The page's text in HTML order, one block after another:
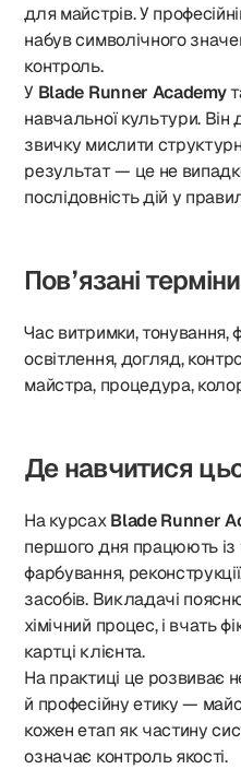
для майстрів. У
набув символічного
контроль.
У Blade Runner Academy
навчальної культури. Він
звичку мислити
результат — це не
послідовність дій у
Пов’язані терміни
Час витримки, тонування,
освітлення, догляд,
майстра, процедура,
Де навчитися
На курсахBlade Runner
першого дня працюють із
фарбування,
засобів. Викладачі
хімічний процес, і вчать
картці клієнта.
На практиці це розвиває
й професійну етику —
кожен етап як частину
означає контроль якості.